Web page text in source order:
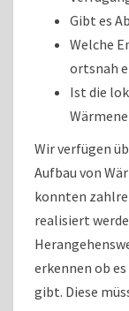
Gibt es
Welche
ortsnah
Ist die
Wir verfügen
Aufbau von
konnten
realisiert
erkennen ob
gibt. Diese